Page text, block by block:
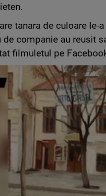
tanara de culoare
de companie au reusit
filmuletul pe